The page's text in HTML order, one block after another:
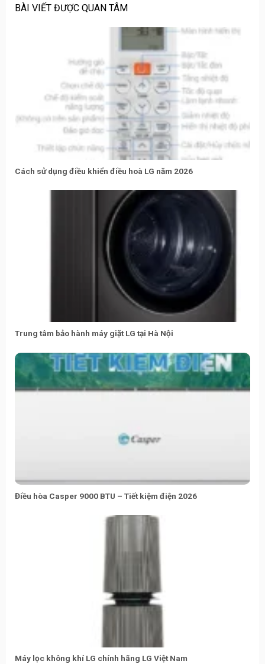
BÀI VIẾT ĐƯỢC QUAN TÂM
Cách sử dụng điều khiển điều hoà LG năm 2026
Trung tâm bảo hành máy giặt LG tại Hà Nội
Điều hòa Casper 9000 BTU – Tiết kiệm điện 2026
Máy lọc không khí LG chính hãng LG Việt Nam